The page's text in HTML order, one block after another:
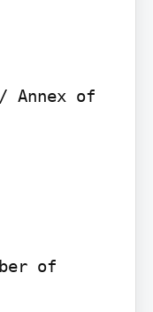
Annex of
of